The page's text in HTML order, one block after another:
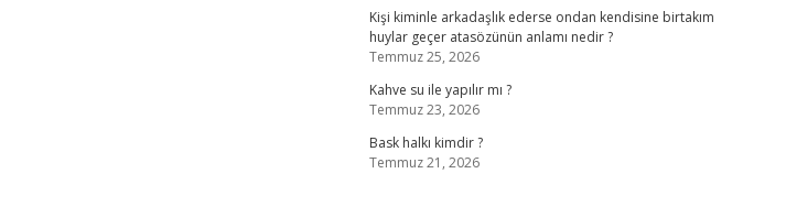
Kişi kiminle arkadaşlık ederse ondan kendisine birtakım
huylar geçer atasözünün anlamı nedir ?
Temmuz 25, 2026
Kahve su ile yapılır mı ?
Temmuz 23, 2026
Bask halkı kimdir ?
Temmuz 21, 2026